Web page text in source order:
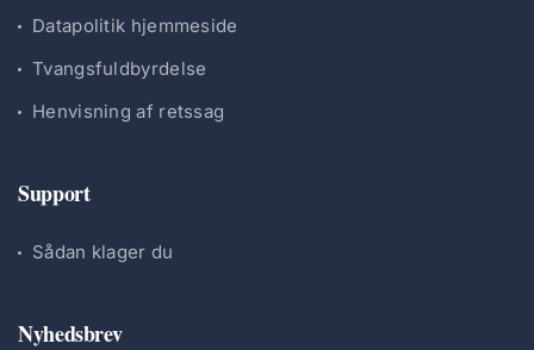
Datapolitik hjemmeside
Tvangsfuldbyrdelse
Henvisning af retssag
Support
Sådan klager du
Nyhedsbrev